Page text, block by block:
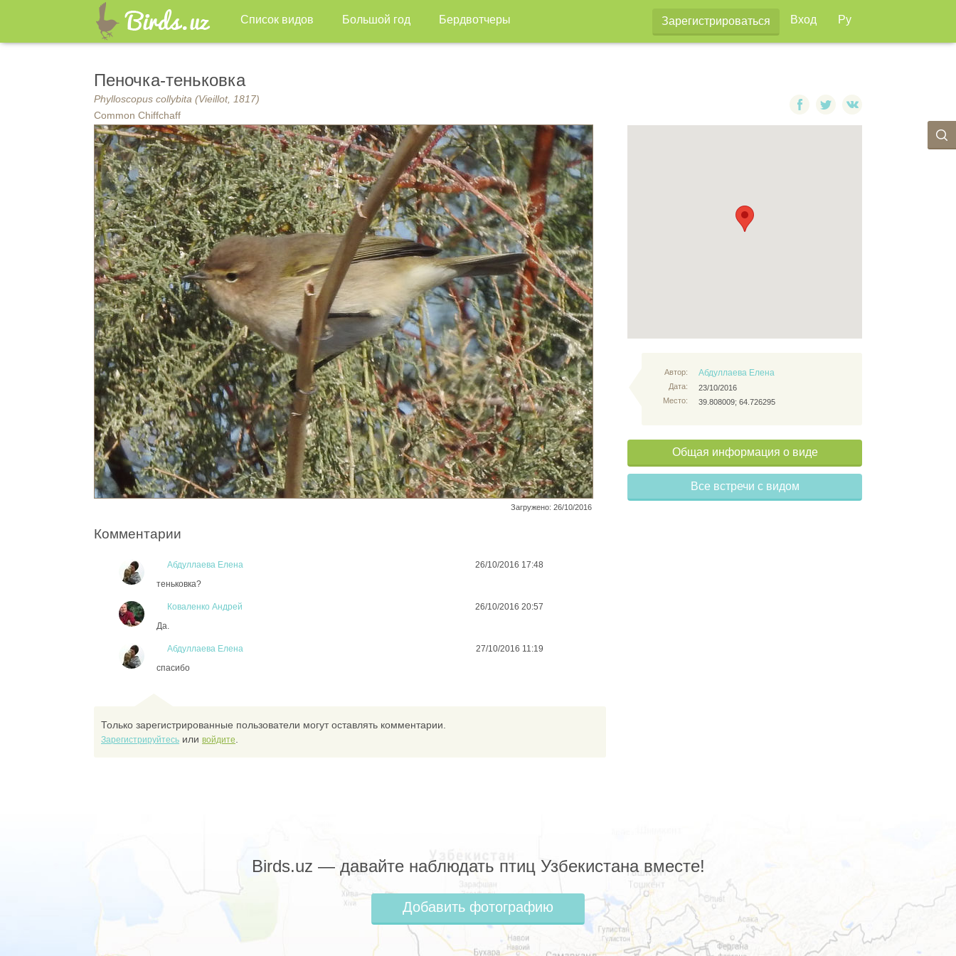
Список видов Большой год Бердвотчеры Зарегистрироваться Вход Ру
Пеночка-теньковка
Phylloscopus collybita (Vieillot, 1817)
Common Chiffchaff
Загружено: 26/10/2016
Автор:
Дата:
Место:
Абдуллаева Елена
23/10/2016
39.808009; 64.726295
Общая информация о виде
Все встречи с видом
Комментарии
Абдуллаева Елена
26/10/2016 17:48
теньковка?
Коваленко Андрей
26/10/2016 20:57
Да.
Абдуллаева Елена
27/10/2016 11:19
спасибо
Только зарегистрированные пользователи могут оставлять комментарии.
Зарегистрируйтесь или войдите
Birds.uz — давайте наблюдать птиц Узбекистана вместе!
Добавить фотографию